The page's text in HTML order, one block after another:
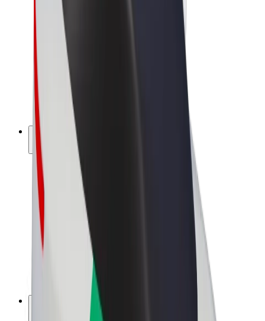
„Bolt Market“
„Bolt Food“
„Bolt Drive“
„Bolt for Business“
El. dviračiai
„Bolt Plus“
Užsidirbkite su „Bolt“
Vairuotojai
Vairuotojo pajamos
Kurjeriai
Kurjerio pajamos
„Bolt Food“ restoranai ir parduotuvės
Automobilių nuomos parkai